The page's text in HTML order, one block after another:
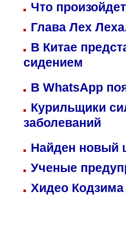
Что
Глава Лех
В Китае
сидением
В WhatsApp
Курильщики
заболеваний
Найден
Ученые
Хидео